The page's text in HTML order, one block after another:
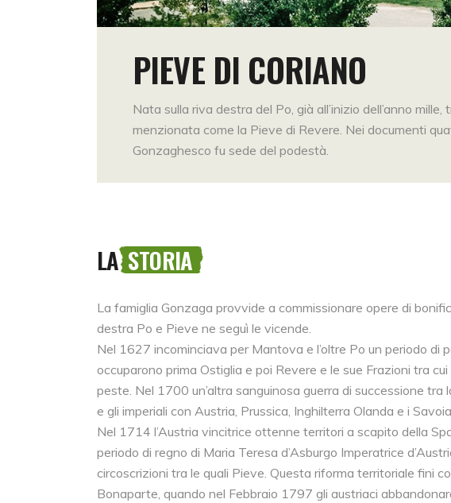
PIEVE DI CORIANO
Nata sulla riva destra del Po, già all’inizio dell’anno
menzionata come la Pieve di Revere. Nei documenti
Gonzaghesco fu sede del podestà.
LASTORIA
La famiglia Gonzaga provvide a commissionare opere di
destra Po e Pieve ne seguì le vicende.
Nel 1627 incominciava per Mantova e l’oltre Po un periodo di
occuparono prima Ostiglia e poi Revere e le sue Frazioni tra
peste. Nel 1700 un’altra sanguinosa guerra di successione
e gli imperiali con Austria, Prussica, Inghilterra Olanda e i
Nel 1714 l’Austria vincitrice ottenne territori a scapito della
periodo di regno di Maria Teresa d’Asburgo Imperatrice
circoscrizioni tra le quali Pieve. Questa riforma territoriale fini
Bonaparte, quando nel Febbraio 1797 gli austriaci